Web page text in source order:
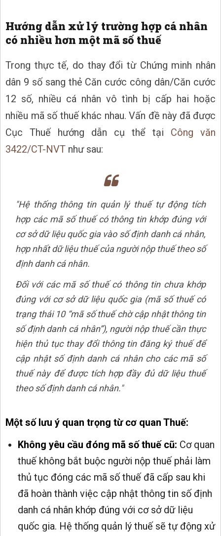
Hướng dẫn xử lý trường hợp cá nhân
có nhiều hơn một mã số thuế
Trong thực tế, do thay đổi từ Chứng minh nhân
dân 9 số sang thẻ Căn cước công dân/Căn cước
12 số, nhiều cá nhân vô tình bị cấp hai hoặc
nhiều mã số thuế khác nhau. Vấn đề này đã được
Cục Thuế hướng dẫn cụ thể tại Công văn
3422/CT-NVT như sau:
"Hệ thống thông tin quản lý thuế tự động tích
hợp các mã số thuế có thông tin khớp đúng với
cơ sở dữ liệu quốc gia vào số định danh cá nhân,
hợp nhất dữ liệu thuế của người nộp thuế theo số
định danh cá nhân.
Đối với các mã số thuế có thông tin chưa khớp
đúng với cơ sở dữ liệu quốc gia (mã số thuế có
trạng thái 10 “mã số thuế chờ cập nhật thông tin
số định danh cá nhân”), người nộp thuế cần thực
hiện thủ tục thay đổi thông tin đăng ký thuế để
cập nhật số định danh cá nhân cho các mã số
thuế này để được tích hợp đầy đủ dữ liệu thuế
theo số định danh cá nhân."
Một số lưu ý quan trọng từ cơ quan Thuế:
Không yêu cầu đóng mã số thuế cũ: Cơ quan
thuế không bắt buộc người nộp thuế phải làm
thủ tục đóng các mã số thuế đã cấp sau khi
đã hoàn thành việc cập nhật thông tin số định
danh cá nhân khớp đúng với cơ sở dữ liệu
quốc gia. Hệ thống quản lý thuế sẽ tự động xử